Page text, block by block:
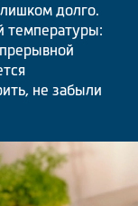
долго.
температуры:
не забыли